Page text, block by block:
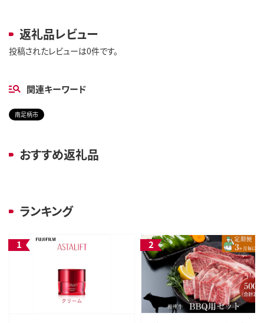
返礼品レビュー
投稿されたレビューは0件です。
関連キーワード
南足柄市
おすすめ返礼品
ランキング